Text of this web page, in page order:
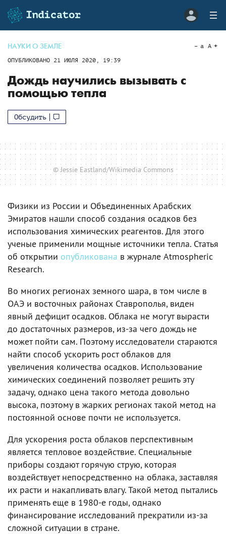
НАУКИ О ЗЕМЛЕ
ОПУБЛИКОВАНО 21 ИЮЛЯ 2020, 19:39
a A
Дождь научились вызывать с
помощью тепла
Обсудить
© Jessie Eastland/Wikimedia Commons
Физики из России и Объединенных Арабских
Эмиратов нашли способ создания осадков без
использования химических реагентов. Для этого
ученые применили мощные источники тепла. Статья
об открытии опубликована в журнале Atmospheric
Research.
Во многих регионах земного шара, в том числе в
ОАЭ и восточных районах Ставрополья, виден
явный дефицит осадков. Облака не могут вырасти
до достаточных размеров, из-за чего дождь не
может пойти сам. Поэтому исследователи стараются
найти способ ускорить рост облаков для
увеличения количества осадков. Использование
химических соединений позволяет решить эту
задачу, однако цена такого метода довольно
высока, поэтому в жарких регионах такой метод на
постоянной основе почти не используется.
Для ускорения роста облаков перспективным
является тепловое воздействие. Специальные
приборы создают горячую струю, которая
воздействует непосредственно на облака, заставляя
их расти и накапливать влагу. Такой метод пытались
применять еще в 1980-е годы, однако
финансирование исследований прекратили из-за
сложной ситуации в стране.